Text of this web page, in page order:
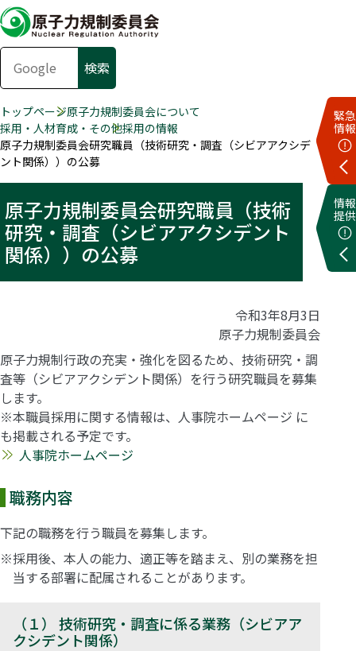
緊急
情報
情報
提供
トップページ原子力規制委員会について
採用・人材育成・その他採用の情報
原子力規制委員会研究職員（技術研究・調査（シビアアクシデ
ント関係））の公募
原子力規制委員会研究職員（技術
研究・調査（シビアアクシデント
関係））の公募
令和3年8月3日
原子力規制委員会
原子力規制行政の充実・強化を図るため、技術研究・調
査等（シビアアクシデント関係）を行う研究職員を募集
します。
※本職員採用に関する情報は、人事院ホームページ に
も掲載される予定です。
人事院ホームページ
職務内容
下記の職務を行う職員を募集します。
※採用後、本人の能力、適正等を踏まえ、別の業務を担
当する部署に配属されることがあります。
（１） 技術研究・調査に係る業務（シビアア
クシデント関係）